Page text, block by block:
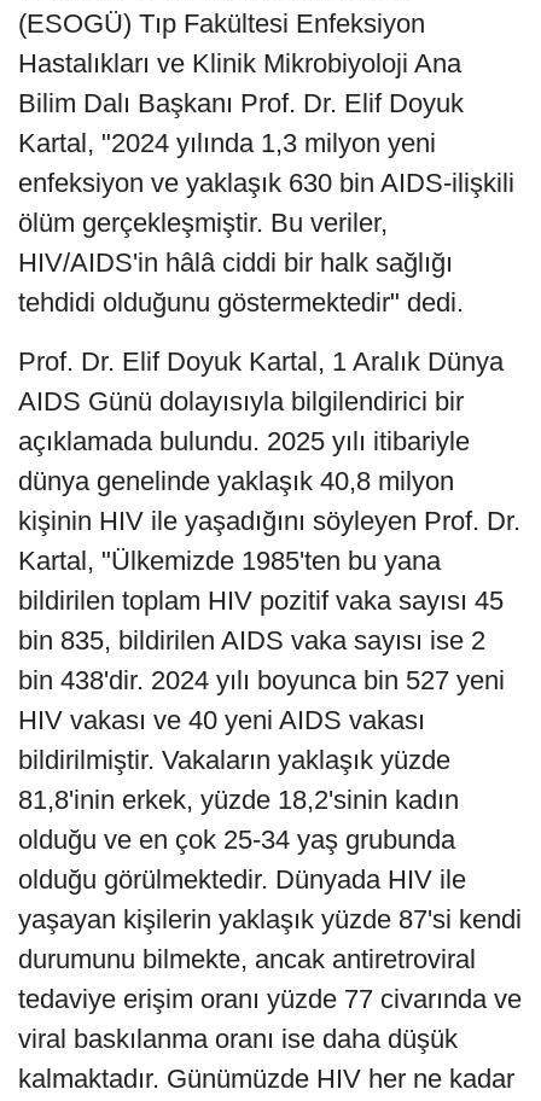
(ESOGÜ) Tıp Fakültesi Enfeksiyon
Hastalıkları ve Klinik Mikrobiyoloji Ana
Bilim Dalı Başkanı Prof. Dr. Elif Doyuk
Kartal, "2024 yılında 1,3 milyon yeni
enfeksiyon ve yaklaşık 630 bin AIDS-ilişkili
ölüm gerçekleşmiştir. Bu veriler,
HIV/AIDS'in hâlâ ciddi bir halk sağlığı
tehdidi olduğunu göstermektedir" dedi.
Prof. Dr. Elif Doyuk Kartal, 1 Aralık Dünya
AIDS Günü dolayısıyla bilgilendirici bir
açıklamada bulundu. 2025 yılı itibariyle
dünya genelinde yaklaşık 40,8 milyon
kişinin HIV ile yaşadığını söyleyen Prof. Dr.
Kartal, "Ülkemizde 1985'ten bu yana
bildirilen toplam HIV pozitif vaka sayısı 45
bin 835, bildirilen AIDS vaka sayısı ise 2
bin 438'dir. 2024 yılı boyunca bin 527 yeni
HIV vakası ve 40 yeni AIDS vakası
bildirilmiştir. Vakaların yaklaşık yüzde
81,8'inin erkek, yüzde 18,2'sinin kadın
olduğu ve en çok 25-34 yaş grubunda
olduğu görülmektedir. Dünyada HIV ile
yaşayan kişilerin yaklaşık yüzde 87'si kendi
durumunu bilmekte, ancak antiretroviral
tedaviye erişim oranı yüzde 77 civarında ve
viral baskılanma oranı ise daha düşük
kalmaktadır. Günümüzde HIV her ne kadar